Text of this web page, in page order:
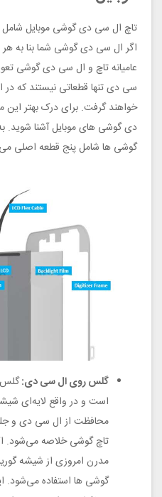
تاچ ال سی دی گوشی موبایل
اگر ال سی دی گوشی شما بنا به هر
عامیانه تاچ و ال سی دی گوشی
سی دی تنها قطعاتی نیستند که
خواهند گرفت. برای درک بهتر این
دی گوشی های موبایل آشنا
گوشی ها شامل پنج قطعه اصلی
گلس روی ال سی دی:
است و در واقع لایه‌ای
محافظت از ال سی دی و
تاچ گوشی خلاصه می‌شود.
مدرن امروزی از شیشه
گوشی ها استفاده